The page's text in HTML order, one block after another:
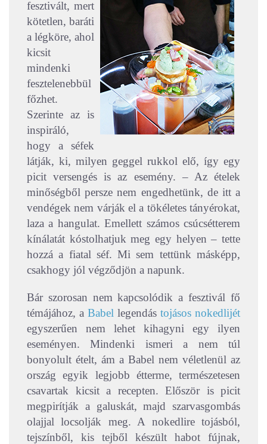
fesztivált, mert
kötetlen, baráti
a légköre, ahol
kicsit
mindenki
fesztelenebbül
főzhet.
Szerinte az is
inspiráló,
hogy a séfek
látják, ki, milyen geggel rukkol elő, így egy
picit versengés is az esemény. – Az ételek
minőségből persze nem engedhetünk, de itt a
vendégek nem várják el a tökéletes tányérokat,
laza a hangulat. Emellett számos csúcsétterem
kínálatát kóstolhatjuk meg egy helyen – tette
hozzá a fiatal séf. Mi sem tettünk másképp,
csakhogy jól végződjön a napunk.
Bár szorosan nem kapcsolódik a fesztivál fő
témájához, a Babel legendás tojásos nokedlijét
egyszerűen nem lehet kihagyni egy ilyen
eseményen. Mindenki ismeri a nem túl
bonyolult ételt, ám a Babel nem véletlenül az
ország egyik legjobb étterme, természetesen
csavartak kicsit a recepten. Először is picit
megpirítják a galuskát, majd szarvasgombás
olajjal locsolják meg. A nokedlire tojásból,
tejszínből, kis tejből készült habot fújnak,